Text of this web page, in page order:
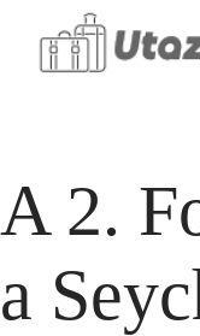
A 2.
a